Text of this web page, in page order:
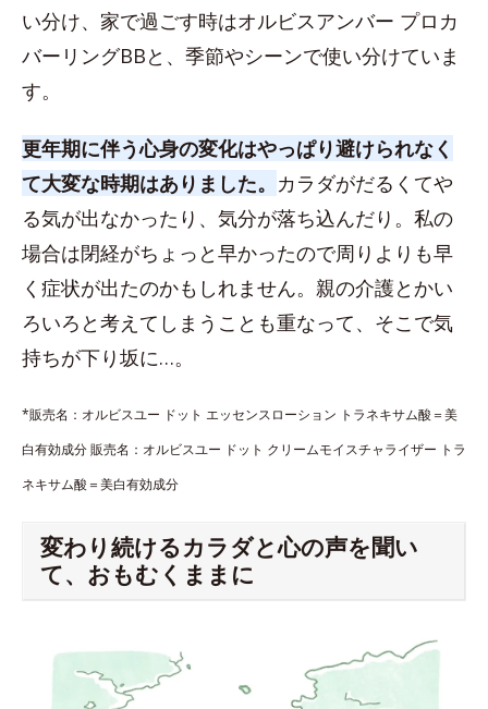
い分け、家で過ごす時はオルビスアンバー プロカ
バーリングBBと、季節やシーンで使い分けていま
す。
更年期に伴う心身の変化はやっぱり避けられなく
て大変な時期はありました。 カラダがだるくてや
る気が出なかったり、気分が落ち込んだり。私の
場合は閉経がちょっと早かったので周りよりも早
く症状が出たのかもしれません。親の介護とかい
ろいろと考えてしまうことも重なって、そこで気
持ちが下り坂に…。
*販売名：オルビスユー ドット エッセンスローション トラネキサム酸＝美
白有効成分 販売名：オルビスユー ドット クリームモイスチャライザー トラ
ネキサム酸＝美白有効成分
変わり続けるカラダと心の声を聞い
て、おもむくままに